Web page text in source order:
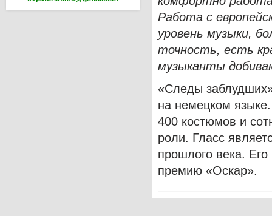
Работа с
уровень музыки,
точность, есть
музыканты
«Следы
на немецком
400 костюмов и
роли. Гласс
прошлого века.
премию «Оскар».